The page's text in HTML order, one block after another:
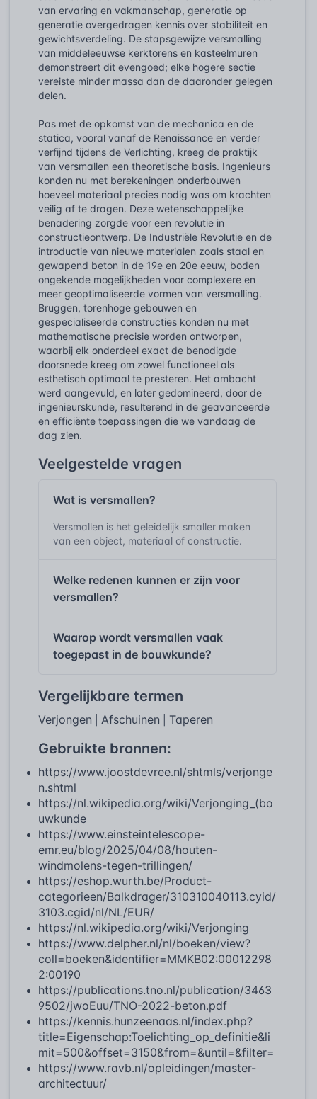
van ervaring en vakmanschap, generatie op
generatie overgedragen kennis over stabiliteit en
gewichtsverdeling. De stapsgewijze versmalling
van middeleeuwse kerktorens en kasteelmuren
demonstreert dit evengoed; elke hogere sectie
vereiste minder massa dan de daaronder gelegen
delen.
Pas met de opkomst van de mechanica en de
statica, vooral vanaf de Renaissance en verder
verfijnd tijdens de Verlichting, kreeg de praktijk
van versmallen een theoretische basis. Ingenieurs
konden nu met berekeningen onderbouwen
hoeveel materiaal precies nodig was om krachten
veilig af te dragen. Deze wetenschappelijke
benadering zorgde voor een revolutie in
constructieontwerp. De Industriële Revolutie en de
introductie van nieuwe materialen zoals staal en
gewapend beton in de 19e en 20e eeuw, boden
ongekende mogelijkheden voor complexere en
meer geoptimaliseerde vormen van versmalling.
Bruggen, torenhoge gebouwen en
gespecialiseerde constructies konden nu met
mathematische precisie worden ontworpen,
waarbij elk onderdeel exact de benodigde
doorsnede kreeg om zowel functioneel als
esthetisch optimaal te presteren. Het ambacht
werd aangevuld, en later gedomineerd, door de
ingenieurskunde, resulterend in de geavanceerde
en efficiënte toepassingen die we vandaag de
dag zien.
Veelgestelde vragen
Wat is versmallen?
Versmallen is het geleidelijk smaller maken
van een object, materiaal of constructie.
Welke redenen kunnen er zijn voor
versmallen?
Waarop wordt versmallen vaak
toegepast in de bouwkunde?
Vergelijkbare termen
Verjongen Afschuinen Taperen
Gebruikte bronnen:
https://www.joostdevree.nl/shtmls/verjonge
n.shtml
https://nl.wikipedia.org/wiki/Verjonging_(bo
uwkunde
https://www.einsteintelescope-
emr.eu/blog/2025/04/08/houten-
windmolens-tegen-trillingen/
https://eshop.wurth.be/Product-
categorieen/Balkdrager/310310040113.cyid/
3103.cgid/nl/NL/EUR/
https://nl.wikipedia.org/wiki/Verjonging
https://www.delpher.nl/nl/boeken/view?
coll=boeken&identifier=MMKB02:00012298
2:00190
https://publications.tno.nl/publication/3463
9502/jwoEuu/TNO-2022-beton.pdf
https://kennis.hunzeenaas.nl/index.php?
title=Eigenschap:Toelichting_op_definitie&li
mit=500&offset=3150&from=&until=&filter=
https://www.ravb.nl/opleidingen/master-
architectuur/